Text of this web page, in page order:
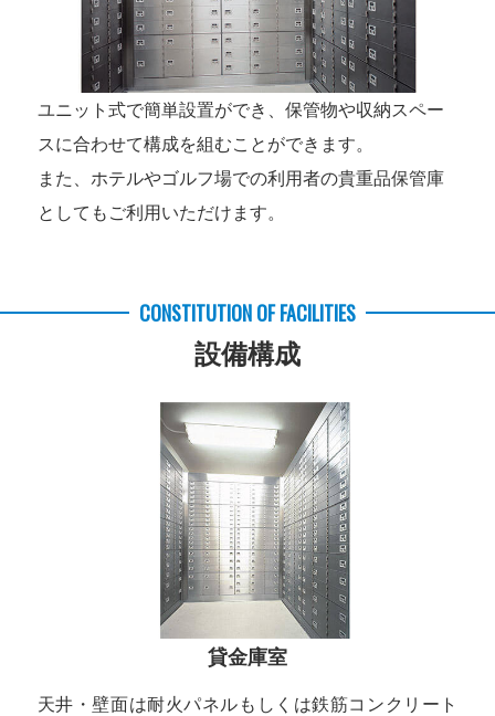
ユニット式で簡単設置ができ、保管物や収納スペー
スに合わせて構成を組むことができます。
また、ホテルやゴルフ場での利用者の貴重品保管庫
としてもご利用いただけます。
CONSTITUTION OF FACILITIES
設備構成
貸金庫室
天井・壁面は耐火パネルもしくは鉄筋コンクリート